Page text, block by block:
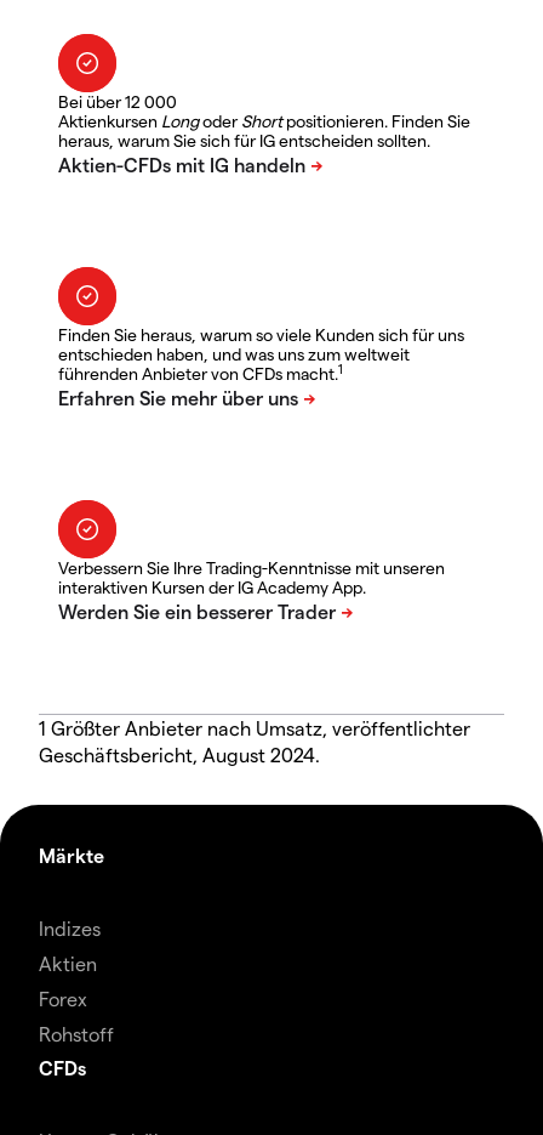
Bei über 12 000
Aktienkursen LongoderShortpositionieren. Finden Sie
heraus, warum Sie sich für IG entscheiden sollten.
Finden Sie heraus, warum so viele Kunden sich für uns
entschieden haben, und was uns zum weltweit
führenden Anbieter von CFDs macht.1
Verbessern Sie Ihre Trading-Kenntnisse mit unseren
interaktiven Kursen der IG Academy App.
1 Größter Anbieter nach Umsatz, veröffentlichter
Geschäftsbericht, August 2024.
Märkte
Indizes
Aktien
Forex
Rohstoff
CFDs